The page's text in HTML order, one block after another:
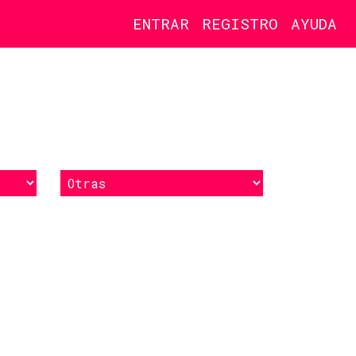
ENTRAR REGISTRO AYUDA